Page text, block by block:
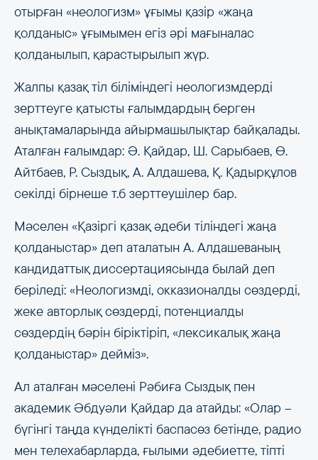
отырған «неологизм» ұғымы қазір «жаңа
қолданыс» ұғымымен егіз әрі мағыналас
қолданылып, қарастырылып жүр.
Жалпы қазақ тіл біліміндегі неологизмдерді
зерттеуге қатысты ғалымдардың берген
анықтамаларында айырмашылықтар байқалады.
Аталған ғалымдар: Ә. Қайдар, Ш. Сарыбаев, Ө.
Айтбаев, Р. Сыздық, А. Алдашева, Қ. Қадырқұлов
секілді бірнеше т.б зерттеушілер бар.
Мәселен «Қазіргі қазақ әдеби тіліндегі жаңа
қолданыстар» деп аталатын А. Алдашеваның
кандидаттық диссертациясында былай деп
беріледі: «Неологизмді, окказионалды сөздерді,
жеке авторлық сөздерді, потенциалды
сөздердің бәрін біріктіріп, «лексикалық жаңа
қолданыстар» дейміз».
Ал аталған мәселені Рәбиға Сыздық пен
академик Әбдуәли Қайдар да атайды: «Олар –
бүгінгі таңда күнделікті баспасөз бетінде, радио
мен телехабарларда, ғылыми әдебиетте, тіпті